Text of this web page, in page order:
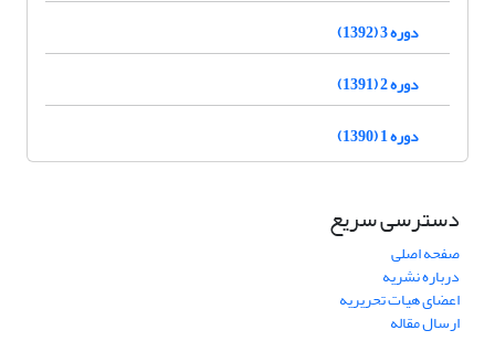
دوره 3 (1392)
دوره 2 (1391)
دوره 1 (1390)
دسترسی سریع
صفحه اصلی
درباره نشریه
اعضای هیات تحریریه
ارسال مقاله